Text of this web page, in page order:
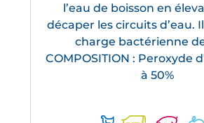
l’eau de boisson en
décaper les circuits d’eau.
charge bactérienne de
COMPOSITION : Peroxyde
à 50%